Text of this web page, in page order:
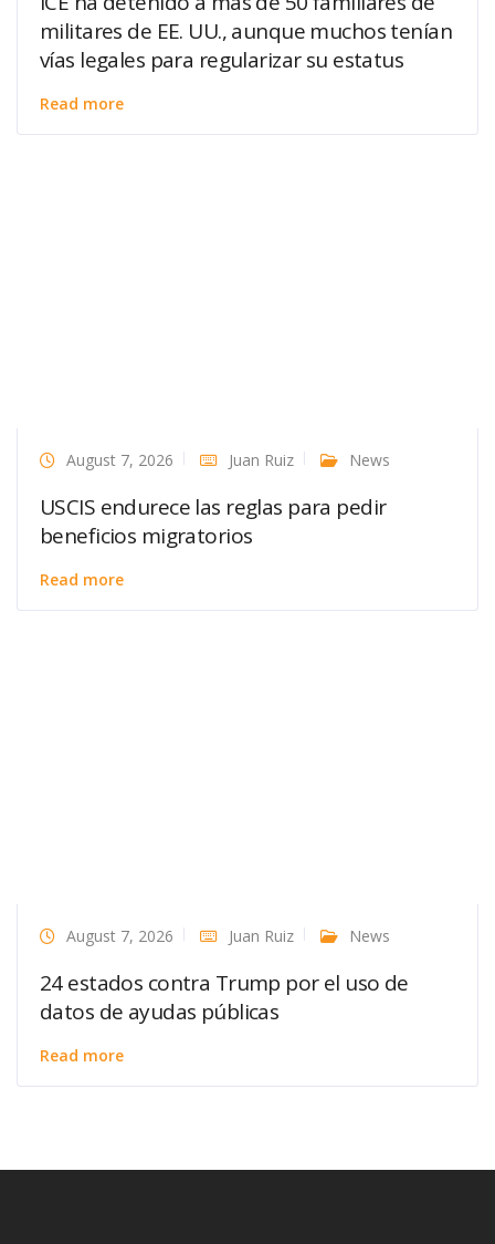
militares de EE. UU., aunque muchos tenían
vías legales para regularizar su estatus
Read more
August 7, 2026 Juan Ruiz News
USCIS endurece las reglas para pedir
beneficios migratorios
Read more
August 7, 2026 Juan Ruiz News
24 estados contra Trump por el uso de
datos de ayudas públicas
Read more